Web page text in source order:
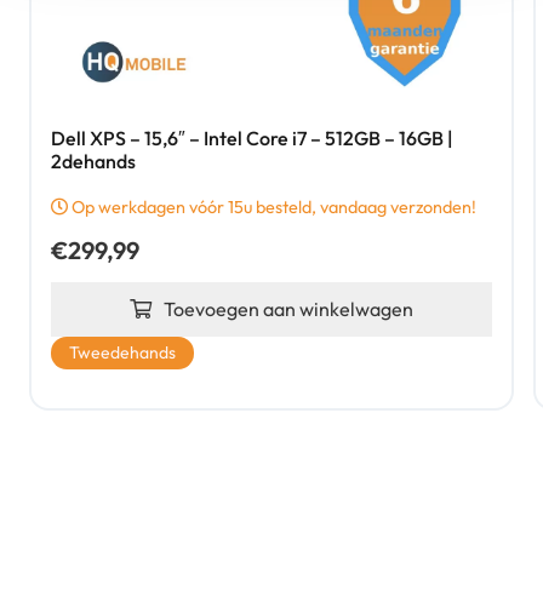
Dell XPS – 15,6″ – Intel Core i7 – 512GB – 16GB |
2dehands
Op werkdagen vóór 15u besteld, vandaag verzonden!
€299,99
Toevoegen aan winkelwagen
Tweedehands